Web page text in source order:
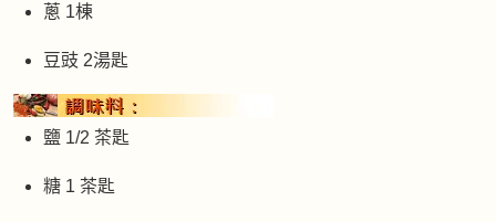
蔥 1棟
豆豉 2湯匙
鹽 1/2 茶匙
糖 1 茶匙